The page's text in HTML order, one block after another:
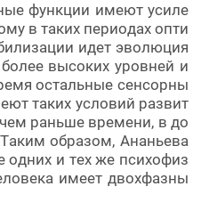
функции имеют усиле
в таких периодах опти
идет эволюция
высоких уровней и
остальные сенсорны
таких условий развит
раньше времени, в до
образом, Ананьева
одних и тех же психофиз
имеет двохфазны